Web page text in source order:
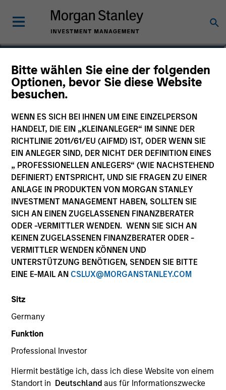
Bitte wählen Sie eine der folgenden
Optionen, bevor Sie diese Website
besuchen.
WENN ES SICH BEI IHNEN UM EINE EINZELPERSON
HANDELT, DIE EIN „KLEINANLEGER“ IM SINNE DER
RICHTLINIE 2011/61/EU (AIFMD) IST, ODER WENN SIE
EIN ANLEGER SIND, DER NICHT DER DEFINITION EINES
„ PROFESSIONELLEN ANLEGERS“ (WIE NACHSTEHEND
DEFINIERT) ENTSPRICHT, UND SIE FRAGEN ZU EINER
ANLAGE IN PRODUKTEN VON MORGAN STANLEY
INVESTMENT MANAGEMENT HABEN, SOLLTEN SIE
SICH AN EINEN ZUGELASSENEN FINANZBERATER
ODER -VERMITTLER WENDEN. WENN SIE SICH AN
KEINEN ZUGELASSENEN FINANZBERATER ODER -
VERMITTLER WENDEN KÖNNEN UND
UNTERSTÜTZUNG BENÖTIGEN, SENDEN SIE BITTE
EINE E-MAIL AN CSLUX@MORGANSTANLEY.COM
Sitz
Germany
Funktion
Professional Investor
Hiermit bestätige ich, dass ich diese Website von einem
Standort in Deutschland aus für Informationszwecke
Victoria Li, CFA
Executive Director
YEARS OF INDUSTRY EXPERIENCE